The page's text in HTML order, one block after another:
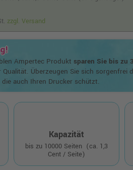
zzgl. Versand
Ampertec Produkt sparen Sie bis zu
Überzeugen Sie sich sorgenfrei
die auch Ihren Drucker schützt.
Kapazität
bis zu 10000 Seiten (ca. 1,3
Cent / Seite)